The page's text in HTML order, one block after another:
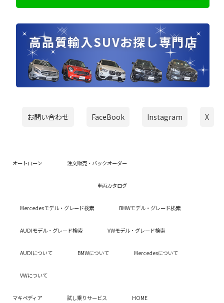
お問い合わせ FaceBook Instagram X
オートローン 注文販売・バックオーダー
車両カタログ
Mercedesモデル・グレード検索 BMWモデル・グレード検索
AUDIモデル・グレード検索 VWモデル・グレード検索
AUDIについて BMWについて Mercedesについて
VWについて
マキペディア 試し乗りサービス HOME